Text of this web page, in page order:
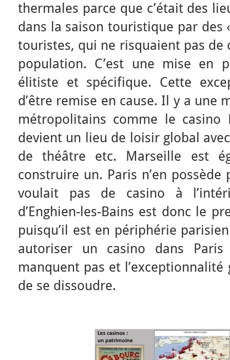
thermales parce que c’était des
dans la saison touristique par des
touristes, qui ne risquaient pas de
population. C’est une mise en
élitiste et spécifique. Cette
d’être remise en cause. Il y a une
métropolitains comme le casino
devient un lieu de loisir global
de théâtre etc. Marseille est
construire un. Paris n’en
voulait pas de casino à
d’Enghien-les-Bains est donc le
puisqu’il est en périphérie
autoriser un casino dans
manquent pas et
de se dissoudre.